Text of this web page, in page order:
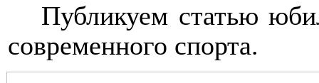
Публикуем статью
современного спорта.